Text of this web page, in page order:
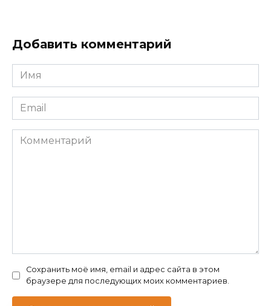
Добавить комментарий
Имя
*
Email
*
Комментарий
Сохранить моё имя, email и адрес сайта в этом
браузере для последующих моих комментариев.